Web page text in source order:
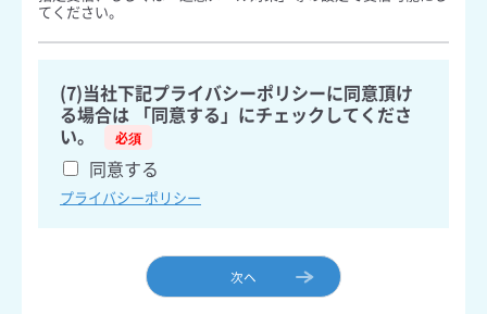
ス
ア
レ
てください。
(7)当社下記プライバシーポリシーに同意頂け
る場合は 「同意する」にチェックしてくださ
い。
同意する
プライバシーポリシー
次ヘ